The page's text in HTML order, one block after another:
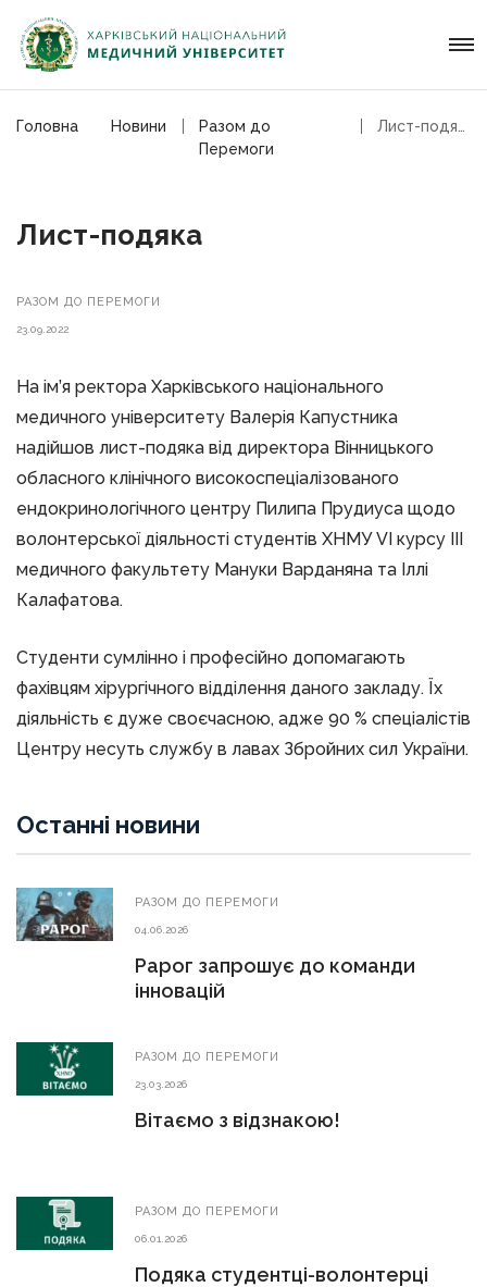
Головна Новини
Разом до
Перемоги
Лист-подяка
РАЗОМ ДО ПЕРЕМОГИ
23.09.2022
На ім’я ректора Харківського національного
медичного університету Валерія Капустника
надійшов лист-подяка від директора Вінницького
обласного клінічного високоспеціалізованого
ендокринологічного центру Пилипа Прудиуса щодо
волонтерської діяльності студентів ХНМУ VI курсу ІІІ
медичного факультету Мануки Варданяна та Іллі
Калафатова.
Студенти сумлінно і професійно допомагають
фахівцям хірургічного відділення даного закладу. Їх
діяльність є дуже своєчасною, адже 90 % спеціалістів
Центру несуть службу в лавах Збройних сил України.
Останні новини
РАЗОМ ДО ПЕРЕМОГИ
04.06.2026
Рарог запрошує до команди
інновацій
РАЗОМ ДО ПЕРЕМОГИ
23.03.2026
Вітаємо з відзнакою!
РАЗОМ ДО ПЕРЕМОГИ
06.01.2026
Подяка студентці-волонтерці